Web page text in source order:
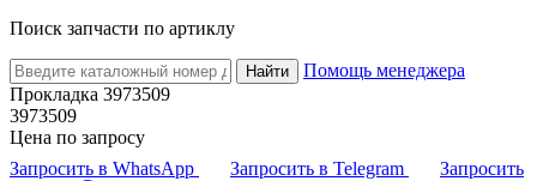
Поиск запчасти по артиклу
Найти
Помощь менеджера
Прокладка 3973509
3973509
Цена по запросу
Запросить в WhatsApp
Запросить в Telegram
Запросить